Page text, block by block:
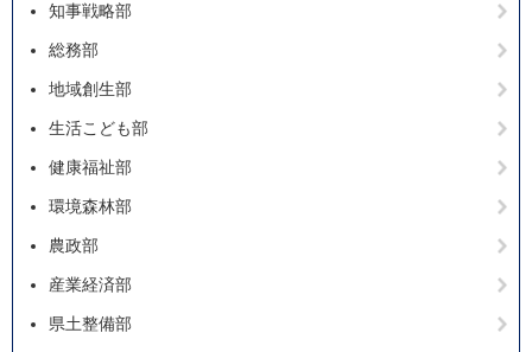
知事戦略部
総務部
地域創生部
生活こども部
健康福祉部
環境森林部
農政部
産業経済部
県土整備部